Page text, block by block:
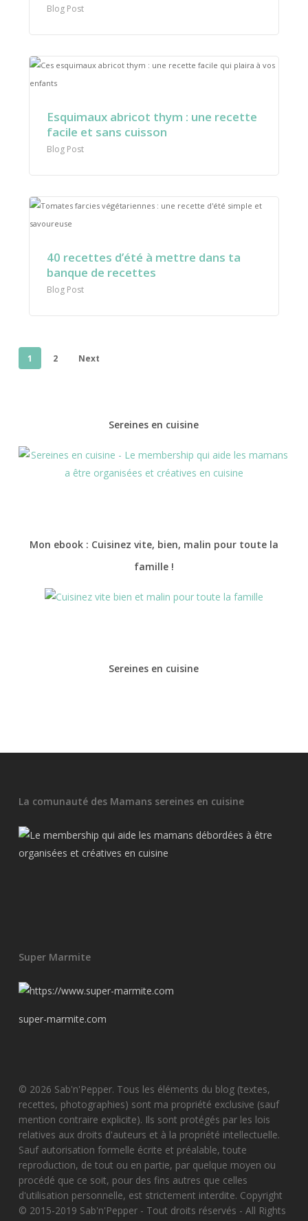
Blog Post
Esquimaux abricot thym : une recette
facile et sans cuisson
Blog Post
40 recettes d’été à mettre dans ta
banque de recettes
Blog Post
1 2 Next
Sereines en cuisine
Mon ebook : Cuisinez vite, bien, malin pour toute la
famille !
Sereines en cuisine
La comunauté des Mamans sereines en cuisine
Super Marmite
super-marmite.com
© 2026 Sab'n'Pepper. Tous les éléments du blog (textes,
recettes, photographies) sont ma propriété exclusive (sauf
mention contraire explicite). Ils sont protégés par les lois
relatives aux droits d'auteurs et à la propriété intellectuelle.
Sauf autorisation formelle écrite et préalable, toute
reproduction, de tout ou en partie, par quelque moyen ou
procédé que ce soit, pour des fins autres que celles
d'utilisation personnelle, est strictement interdite. Copyright
© 2015-2019 Sab'n'Pepper - Tout droits réservés - All Rights